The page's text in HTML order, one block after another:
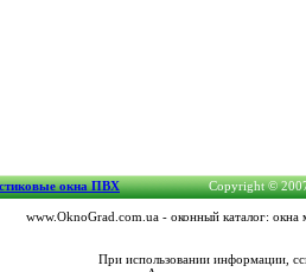
окна ПВХ Copyright ©
www.OknoGrad.com.ua - оконный каталог:
При использовании информации,